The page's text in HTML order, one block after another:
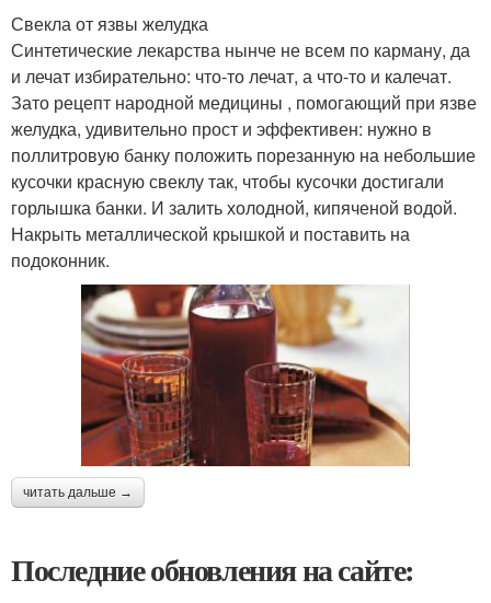
Свекла от язвы желудка
Синтетические лекарства нынче не всем по карману, да
и лечат избирательно: что-то лечат, а что-то и калечат.
Зато рецепт народной медицины , помогающий при язве
желудка, удивительно прост и эффективен: нужно в
поллитровую банку положить порезанную на небольшие
кусочки красную свеклу так, чтобы кусочки достигали
горлышка банки. И залить холодной, кипяченой водой.
Накрыть металлической крышкой и поставить на
подоконник.
читать дальше →
Последние обновления на сайте: